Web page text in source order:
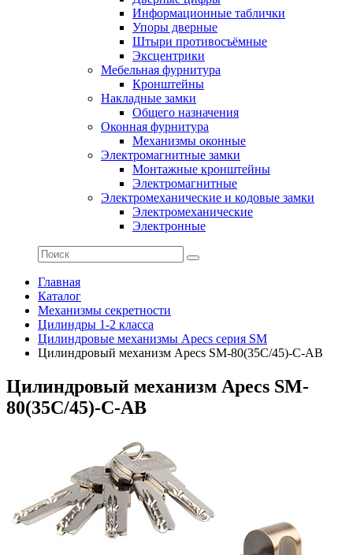
Информационные таблички
Упоры дверные
Штыри противосъёмные
Эксцентрики
Мебельная фурнитура
Кронштейны
Накладные замки
Общего назначения
Оконная фурнитура
Механизмы оконные
Электромагнитные замки
Монтажные кронштейны
Электромагнитные
Электромеханические и кодовые замки
Электромеханические
Электронные
Главная
Каталог
Механизмы секретности
Цилиндры 1-2 класса
Цилиндровые механизмы Apecs серия SM
Цилиндровый механизм Apecs SM-80(35C/45)-C-AB
Цилиндровый механизм Apecs SM-
80(35C/45)-C-AB